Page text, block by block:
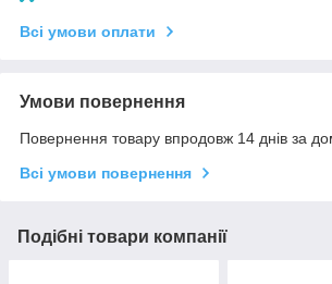
Всі умови оплати
Умови повернення
Повернення товару впродовж 14 днів за
Всі умови повернення
Подібні товари компанії